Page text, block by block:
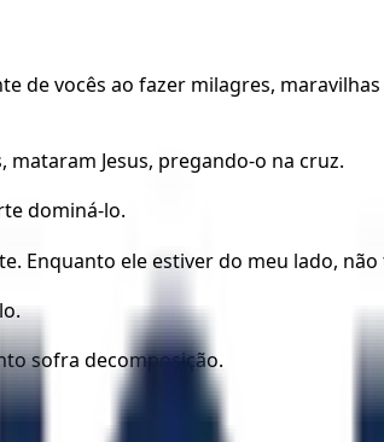
de vocês ao fazer milagres,
mataram Jesus, pregando-o na cruz.
dominá-lo.
Enquanto ele estiver do meu lado,
sofra decomposição.